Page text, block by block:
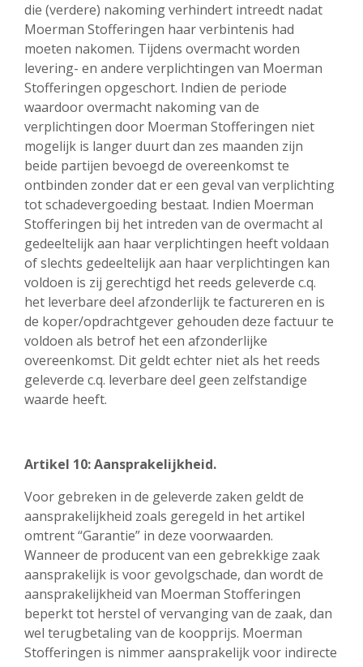
die (verdere) nakoming verhindert intreedt nadat
Moerman Stofferingen haar verbintenis had
moeten nakomen. Tijdens overmacht worden
levering- en andere verplichtingen van Moerman
Stofferingen opgeschort. Indien de periode
waardoor overmacht nakoming van de
verplichtingen door Moerman Stofferingen niet
mogelijk is langer duurt dan zes maanden zijn
beide partijen bevoegd de overeenkomst te
ontbinden zonder dat er een geval van verplichting
tot schadevergoeding bestaat. Indien Moerman
Stofferingen bij het intreden van de overmacht al
gedeeltelijk aan haar verplichtingen heeft voldaan
of slechts gedeeltelijk aan haar verplichtingen kan
voldoen is zij gerechtigd het reeds geleverde c.q.
het leverbare deel afzonderlijk te factureren en is
de koper/opdrachtgever gehouden deze factuur te
voldoen als betrof het een afzonderlijke
overeenkomst. Dit geldt echter niet als het reeds
geleverde c.q. leverbare deel geen zelfstandige
waarde heeft.
Artikel 10: Aansprakelijkheid.
Voor gebreken in de geleverde zaken geldt de
aansprakelijkheid zoals geregeld in het artikel
omtrent “Garantie” in deze voorwaarden.
Wanneer de producent van een gebrekkige zaak
aansprakelijk is voor gevolgschade, dan wordt de
aansprakelijkheid van Moerman Stofferingen
beperkt tot herstel of vervanging van de zaak, dan
wel terugbetaling van de koopprijs. Moerman
Stofferingen is nimmer aansprakelijk voor indirecte